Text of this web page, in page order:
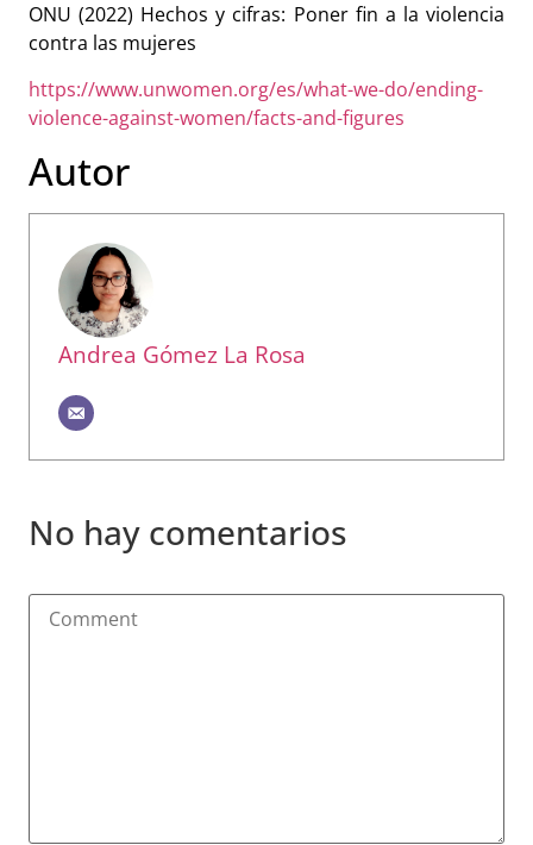
ONU (2022) Hechos y cifras: Poner fin a la violencia
contra las mujeres
https://www.unwomen.org/es/what-we-do/ending-
violence-against-women/facts-and-figures
Autor
Andrea Gómez La Rosa
No hay comentarios